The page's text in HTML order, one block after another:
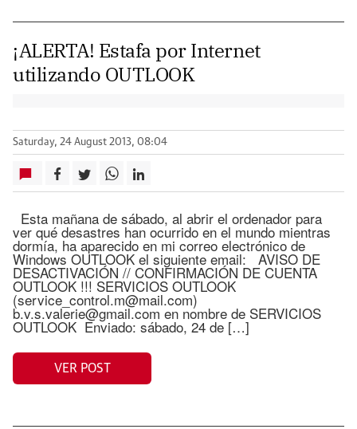
¡ALERTA! Estafa por Internet
utilizando OUTLOOK
Saturday, 24 August 2013, 08:04
Esta mañana de sábado, al abrir el ordenador para
ver qué desastres han ocurrido en el mundo mientras
dormía, ha aparecido en mi correo electrónico de
Windows OUTLOOK el siguiente email: AVISO DE
DESACTIVACIÓN // CONFIRMACIÓN DE CUENTA
OUTLOOK !!!‏ SERVICIOS OUTLOOK
(service_control.m@mail.com)
b.v.s.valerie@gmail.com en nombre de SERVICIOS
OUTLOOK Enviado: sábado, 24 de […]
VER POST